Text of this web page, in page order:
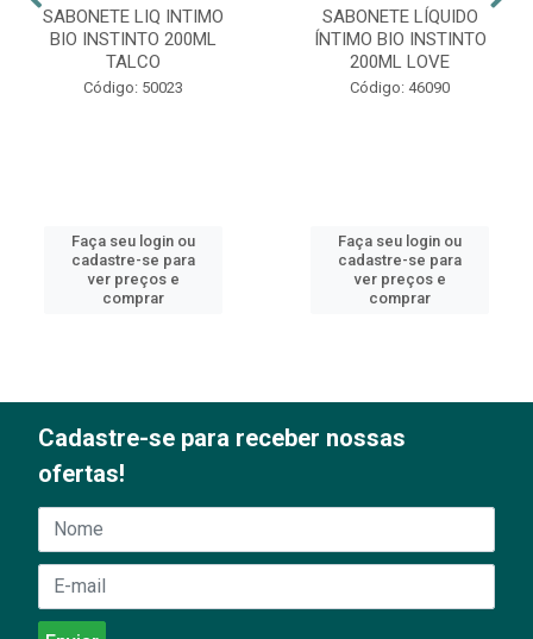
SABONETE LIQ INTIMO
BIO INSTINTO 200ML
TALCO
Código: 50023
Faça seu login ou
cadastre-se para
ver preços e
comprar
SABONETE LÍQUIDO
ÍNTIMO BIO INSTINTO
200ML LOVE
Código: 46090
Faça seu login ou
cadastre-se para
ver preços e
comprar
Cadastre-se para receber nossas
ofertas!